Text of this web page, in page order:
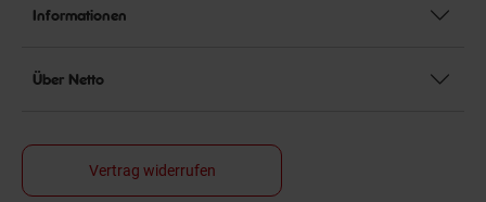
Informationen
Über Netto
Vertrag widerrufen